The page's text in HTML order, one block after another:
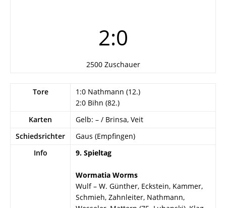
2:0
2500 Zuschauer
Tore
1:0 Nathmann (12.)
2:0 Bihn (82.)
Karten
Gelb: – / Brinsa, Veit
Schiedsrichter
Gaus (Empfingen)
Info
9. Spieltag
Wormatia Worms
Wulf – W. Günther, Eckstein, Kammer,
Schmieh, Zahnleiter, Nathmann,